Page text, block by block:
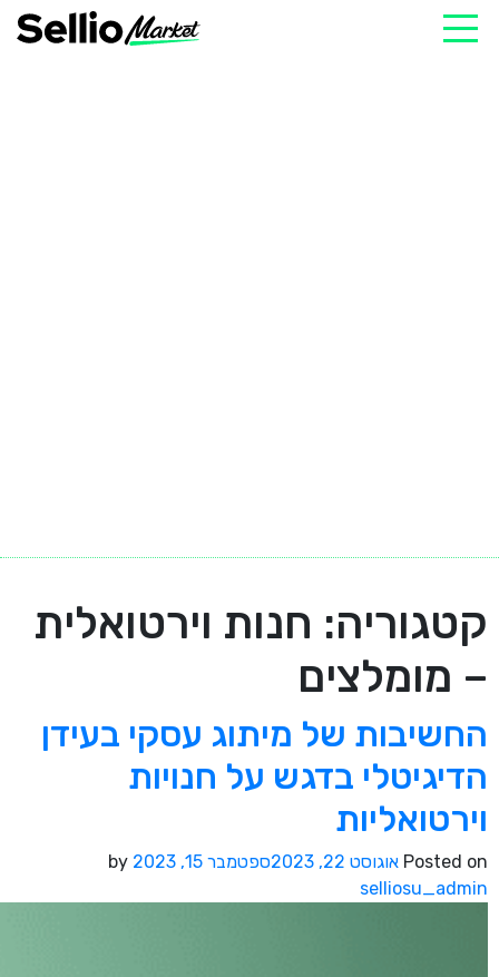
קטגוריה: חנות וירטואלית
– מומלצים
החשיבות של מיתוג עסקי בעידן
הדיגיטלי בדגש על חנויות
וירטואליות
Posted on אוגוסט 22, 2023 ספטמבר 15, 2023
selliosu_admin